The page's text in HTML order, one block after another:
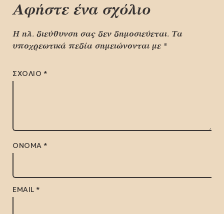
Αφήστε ένα σχόλιο
Η ηλ. διεύθυνση σας δεν δημοσιεύεται. Τα
υποχρεωτικά πεδία σημειώνονται με *
ΣΧΌΛΙΟ *
ΌΝΟΜΑ *
EMAIL *